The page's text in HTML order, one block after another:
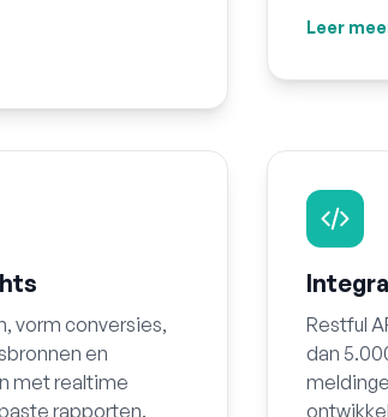
Leer
vorm conversies,
en
met realtime
rapporten.
Restful
dan